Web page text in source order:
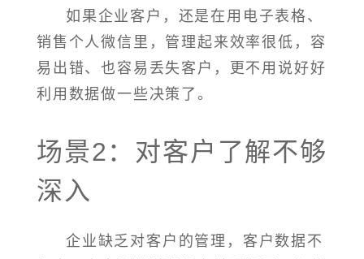
如果企业客户，还是在用电子表格、
销售个人微信里，管理起来效率很低，容
易出错、也容易丢失客户，更不用说好好
利用数据做一些决策了。
场景2：对客户了解不够
深入
企业缺乏对客户的管理，客户数据不